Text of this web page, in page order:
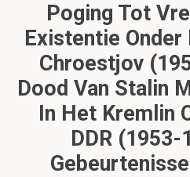
Poging Tot
Existentie Onder
Chroestjov
Dood Van Stalin
In Het Kremlin
DDR (1953-